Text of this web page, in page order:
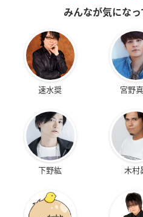
みんなが気にな
速水奨 宮野
下野紘 木村